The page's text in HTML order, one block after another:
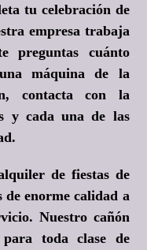
tu celebración de
empresa trabaja
preguntas cuánto
máquina de la
contacta con la
y cada una de las
de fiestas de
enorme calidad a
Nuestro cañón
toda clase de